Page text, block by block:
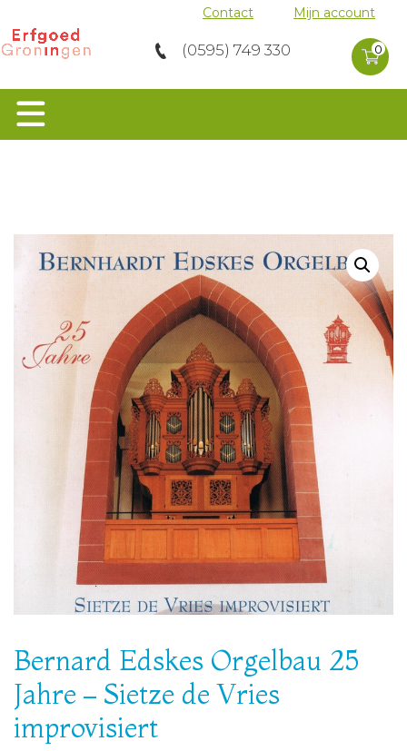
Contact Mijn account
(0595) 749 330 0
Molens
Archeologie
Jahre – Sietze de Vries improvisiert
Bernard Edskes Orgelbau 25
Jahre – Sietze de Vries
improvisiert